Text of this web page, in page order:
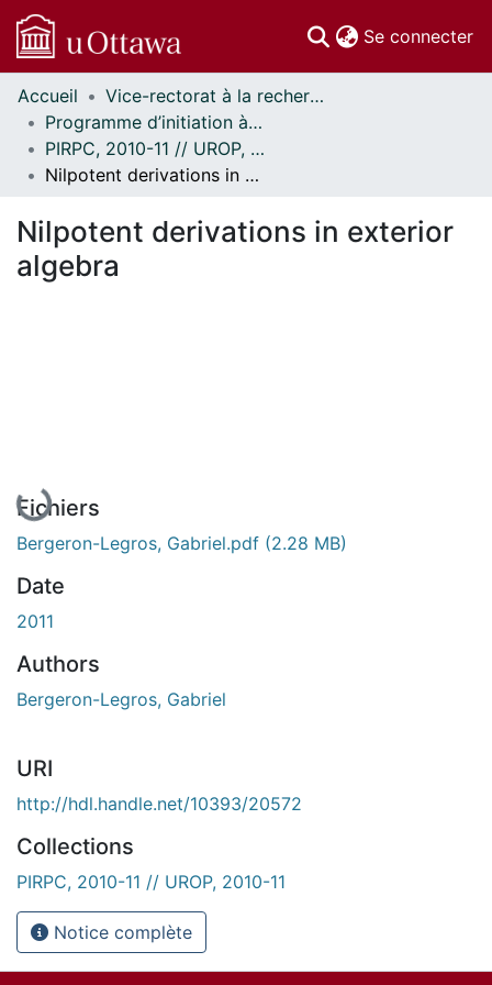
Se connecter
Communautés
et collections
Parcourir
Statistiques
À propos
Accueil
Vice-rectorat à la recherche // Office of the V-P, Research
Programme d’initiation à la recherche au premier cycle (PIRPC) // Undergraduate Research Opportunity Program (UROP)
PIRPC, 2010-11 // UROP, 2010-11
Nilpotent derivations in exterior algebra
Nilpotent derivations in exterior
algebra
Fichiers
Bergeron-Legros, Gabriel.pdf (2.28 MB)
Date
2011
Authors
Bergeron-Legros, Gabriel
URI
http://hdl.handle.net/10393/20572
Collections
PIRPC, 2010-11 // UROP, 2010-11
Notice complète